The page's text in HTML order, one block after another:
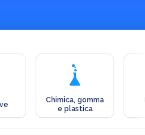
Chimica, gomma
e plastica